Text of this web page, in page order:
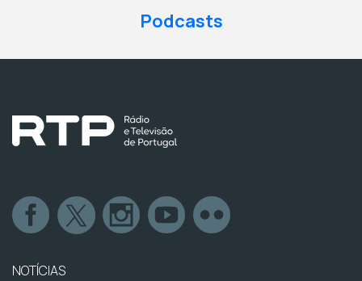
Podcasts
NOTÍCIAS